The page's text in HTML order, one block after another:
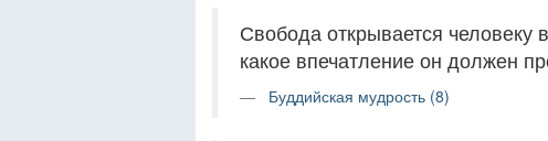
Свобода открывается человеку
какое впечатление он должен
Буддийская мудрость (8)